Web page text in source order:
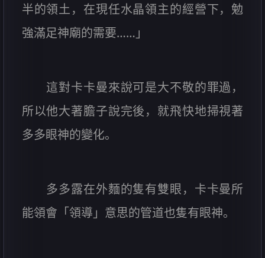
半的領土，在現任水晶領主的經營下，勉
強滿足神廟的需要……」
這對卡卡曼來說可是大不敬的罪過，
所以他大著膽子說完後，就飛快地掃視著
多多眼神的變化。
多多露在外麵的隻有雙眼，卡卡曼所
能領會「領導」意思的管道也隻有眼神。